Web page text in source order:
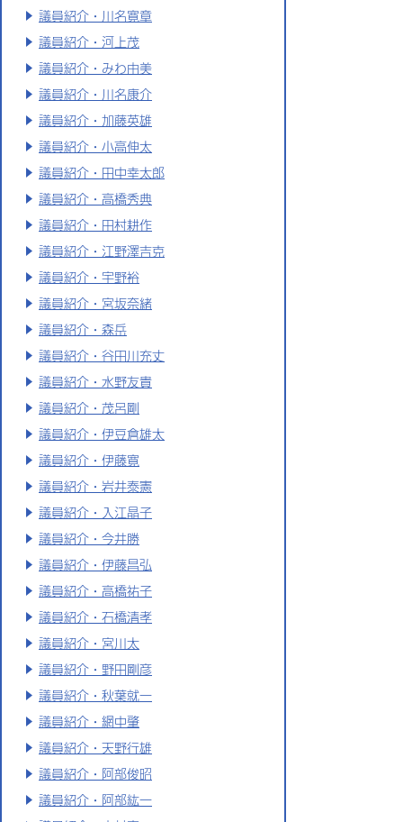
議員紹介・川名寛章
議員紹介・河上茂
議員紹介・みわ由美
議員紹介・川名康介
議員紹介・加藤英雄
議員紹介・小高伸太
議員紹介・田中幸太郎
議員紹介・高橋秀典
議員紹介・田村耕作
議員紹介・江野澤吉克
議員紹介・宇野裕
議員紹介・宮坂奈緒
議員紹介・森岳
議員紹介・谷田川充丈
議員紹介・水野友貴
議員紹介・茂呂剛
議員紹介・伊豆倉雄太
議員紹介・伊藤寛
議員紹介・岩井泰憲
議員紹介・入江晶子
議員紹介・今井勝
議員紹介・伊藤昌弘
議員紹介・高橋祐子
議員紹介・石橋清孝
議員紹介・宮川太
議員紹介・野田剛彦
議員紹介・秋葉就一
議員紹介・網中肇
議員紹介・天野行雄
議員紹介・阿部俊昭
議員紹介・阿部紘一